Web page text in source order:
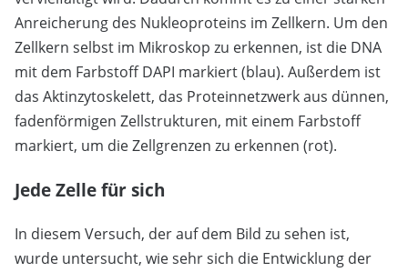
Anreicherung des Nukleoproteins im Zellkern. Um den
Zellkern selbst im Mikroskop zu erkennen, ist die DNA
mit dem Farbstoff DAPI markiert (blau). Außerdem ist
das Aktinzytoskelett, das Proteinnetzwerk aus dünnen,
fadenförmigen Zellstrukturen, mit einem Farbstoff
markiert, um die Zellgrenzen zu erkennen (rot).
Jede Zelle für sich
In diesem Versuch, der auf dem Bild zu sehen ist,
wurde untersucht, wie sehr sich die Entwicklung der